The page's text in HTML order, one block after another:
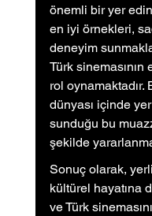
önemli bir yer
en iyi örnekleri,
deneyim
Türk
rol
dünyası içinde
sunduğu bu
şekilde
Sonuç olarak,
kültürel hayatına
ve Türk